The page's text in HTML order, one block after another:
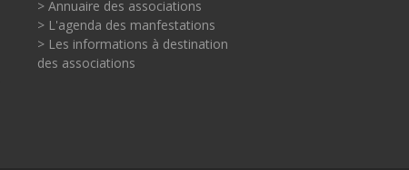
> Annuaire des associations
> L'agenda des manfestations
> Les informations à destination
des associations